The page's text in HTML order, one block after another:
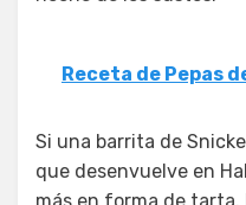
Receta de Pepas
Si una barrita de
que desenvuelve en